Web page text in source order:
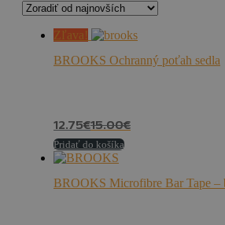
Zľava!
BROOKS Ochranný poťah sedla
12.75€15.00€
Pridať do košíka
BROOKS Microfibre Bar Tape –